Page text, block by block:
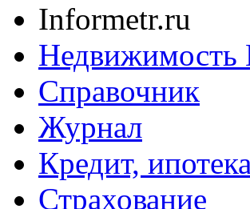
Informetr.ru
Недвижимость
Справочник
Журнал
Кредит, ипотека
Страхование